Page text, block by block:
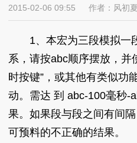
2015-02-06 09:55 作者：风初夏
1、本宏为三段模拟一
系，请按abc顺序摆放，并
时按键”，或其他有类似功
动。需达 到 abc-100毫秒
果。如果段与段之间有间
可预料的不正确的结果。